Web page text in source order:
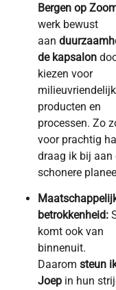
Bergen op
werk bewust
aan
de kapsalon
kiezen voor
producten en
processen. Zo
voor prachtig
draag ik bij aan
schonere
betrokkenheid:
komt ook van
binnenuit.
Daarom steun
Joep in hun